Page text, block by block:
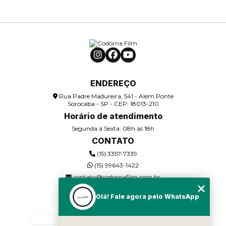
HIGIENIZAÇÃO INTERNA AUTOMOTIVA
REDUÇÃO DE CALOR
INSULFILM AZUL
INSULFILM BLACKOUT EM JANELA
INSULFILM BOX DE BANHEIRO
INSULFILM BRANCO
INSULFILM CARBON
INSULFILM COMO BARREIRA CONTRA CALOR
ENDEREÇO
Rua Padre Madureira, 541 - Além Ponte
Sorocaba - SP - CEP: 18013-210
Horário de atendimento
Segunda á Sexta: 08h ás 18h
CONTATO
(15) 3357-7339
(15) 99643-1422
contato@codornafilm.com.br
Olá! Fale agora pelo WhatsApp